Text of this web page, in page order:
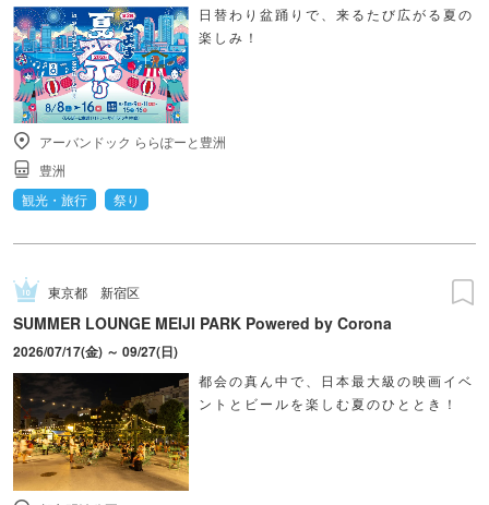
日替わり盆踊りで、来るたび広がる夏の
楽しみ！
アーバンドック ららぽーと豊洲
豊洲
観光・旅行
祭り
東京都 新宿区
SUMMER LOUNGE MEIJI PARK Powered by Corona
2026/07/17(金) ～ 09/27(日)
都会の真ん中で、日本最大級の映画イベ
ントとビールを楽しむ夏のひととき！